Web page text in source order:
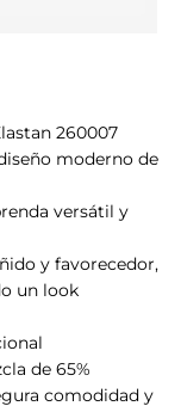
260007
moderno de
versátil y
y favorecedor,
un look
de 65%
comodidad y